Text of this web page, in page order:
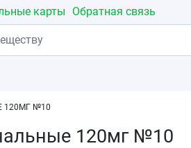
карты Обратная связь
120МГ №10
120мг №10